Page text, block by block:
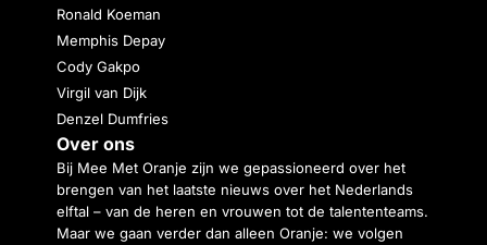
Ronald Koeman
Memphis Depay
Cody Gakpo
Virgil van Dijk
Denzel Dumfries
Over ons
Bij Mee Met Oranje zijn we gepassioneerd over het
brengen van het laatste nieuws over het Nederlands
elftal – van de heren en vrouwen tot de talententeams.
Maar we gaan verder dan alleen Oranje: we volgen